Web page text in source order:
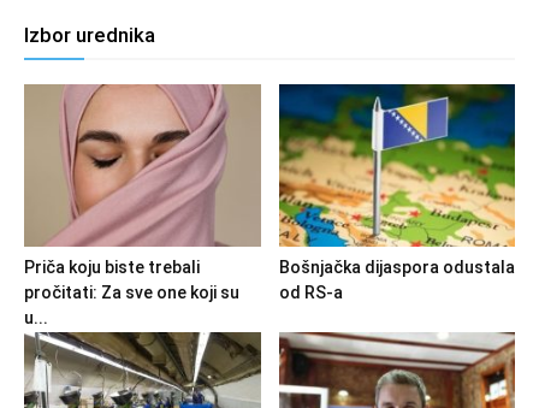
Izbor urednika
Priča koju biste trebali
pročitati: Za sve one koji su
u...
Bošnjačka dijaspora odustala
od RS-a